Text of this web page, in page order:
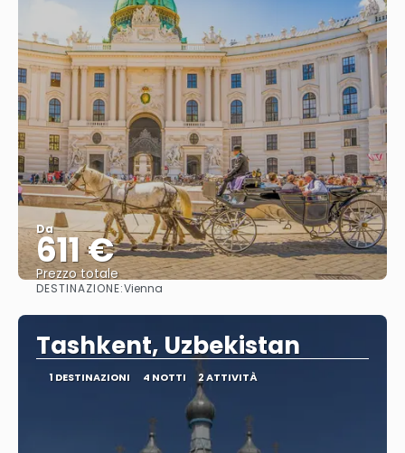
Da
611 €
Prezzo totale
DESTINAZIONE:Vienna
Tashkent, Uzbekistan
1 DESTINAZIONI 4 NOTTI 2 ATTIVITÀ